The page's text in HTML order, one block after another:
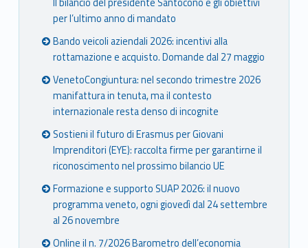
per l’ultimo anno di mandato
Bando veicoli aziendali 2026: incentivi alla
rottamazione e acquisto. Domande dal 27 maggio
VenetoCongiuntura: nel secondo trimestre 2026
manifattura in tenuta, ma il contesto
internazionale resta denso di incognite
Sostieni il futuro di Erasmus per Giovani
Imprenditori (EYE): raccolta firme per garantirne il
riconoscimento nel prossimo bilancio UE
Formazione e supporto SUAP 2026: il nuovo
programma veneto, ogni giovedì dal 24 settembre
al 26 novembre
Online il n. 7/2026 Barometro dell’economia